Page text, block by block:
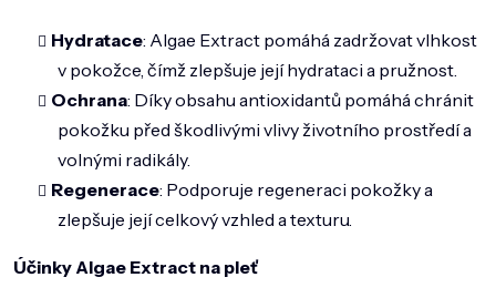
Hydratace: Algae Extract pomáhá zadržovat vlhkost
v pokožce, čímž zlepšuje její hydrataci a pružnost.
Ochrana: Díky obsahu antioxidantů pomáhá chránit
pokožku před škodlivými vlivy životního prostředí a
volnými radikály.
Regenerace: Podporuje regeneraci pokožky a
zlepšuje její celkový vzhled a texturu.
Účinky Algae Extract na pleť